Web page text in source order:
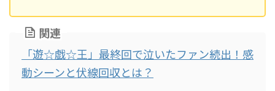
関連
「遊☆戯☆王」最終回で泣いたファン続出！感
動シーンと伏線回収とは？